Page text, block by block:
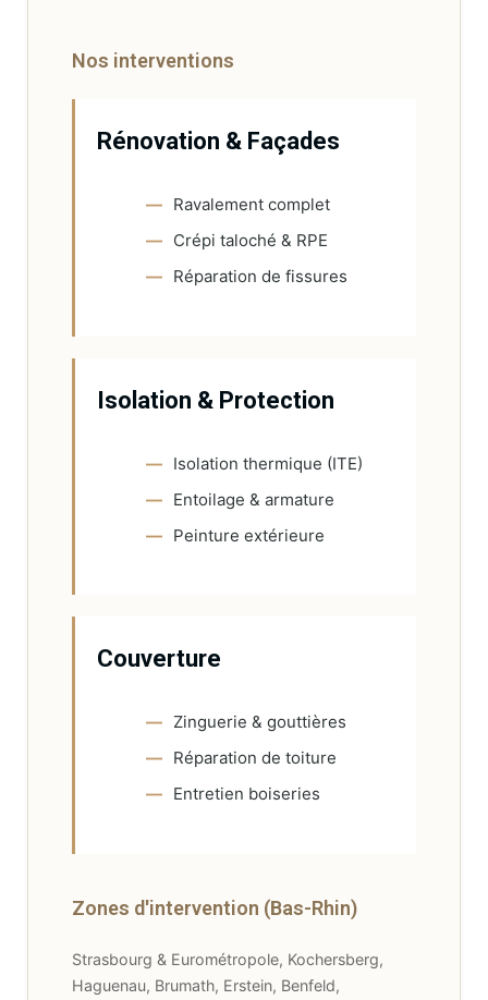
Nos interventions
Rénovation & Façades
Ravalement complet
Crépi taloché & RPE
Réparation de fissures
Isolation & Protection
Isolation thermique (ITE)
Entoilage & armature
Peinture extérieure
Couverture
Zinguerie & gouttières
Réparation de toiture
Entretien boiseries
Zones d'intervention (Bas-Rhin)
Strasbourg & Eurométropole, Kochersberg,
Haguenau, Brumath, Erstein, Benfeld,